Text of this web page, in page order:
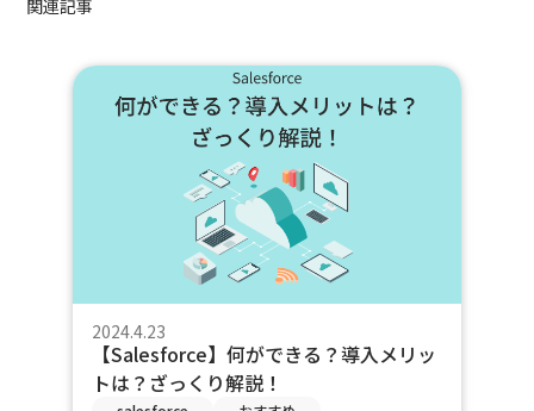
関連記事
2024.4.23
【Salesforce】何ができる？導入メリッ
トは？ざっくり解説！